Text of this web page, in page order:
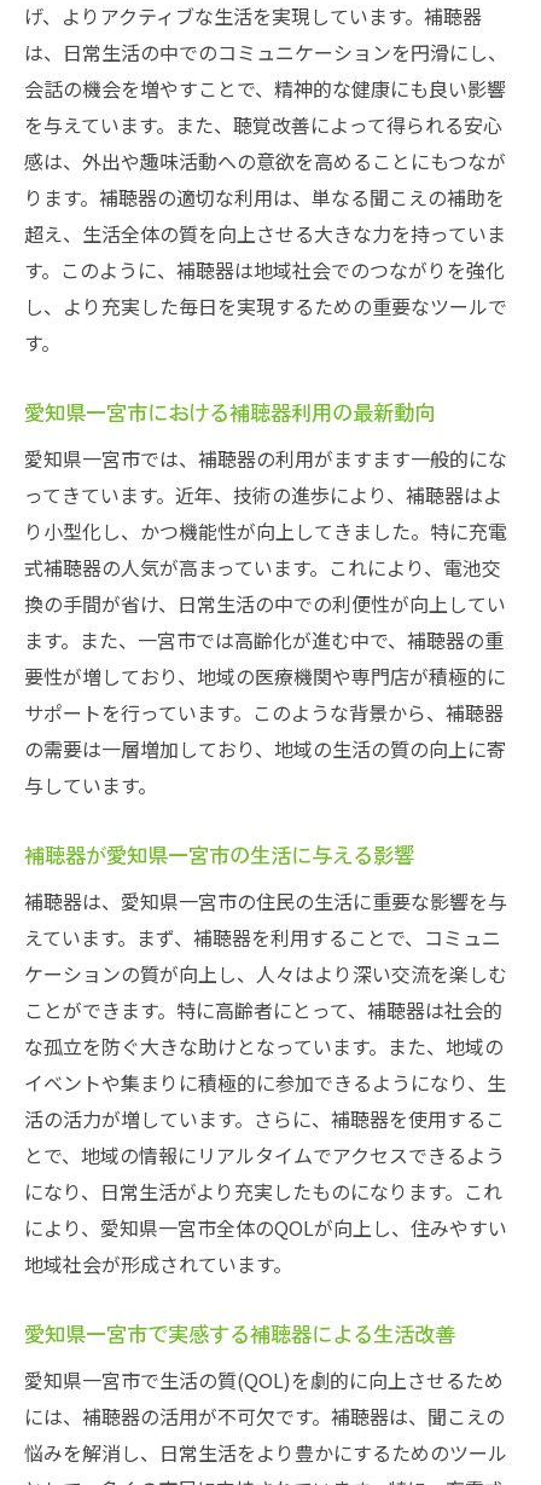
愛知県一宮市で受けられる補聴器の総合サ
ポート
地域と連携した補聴器活用の可能性
愛知県一宮市での補聴器活用を支える仕組
み
生活の質を劇的に向上させる補聴器の利便性と
補聴器がもたらす生活変革の未来
補聴器の進化が開くQOL向上の扉
愛知県一宮市で感じる補聴器の利便性
補聴器の技術革新とその影響
愛知県一宮市で体験する補聴器の未来
愛知県一宮市の補聴器専門店で体験する聞こえ
の改善と日常の変化
補聴器専門店で得られる聞こえの変化
愛知県一宮市の専門店での補聴器体験談
聞こえ改善の鍵を握る愛知県一宮市の専門
店
化
愛知県一宮市での補聴器使用による日常の
変化
専門店での体験がもたらす愛知県一宮市の
聴覚向上
充電式補聴器がもたらす愛知県一宮市における
新たな快適生活
充電式補聴器の利便性を愛知県一宮市で体
感
愛知県一宮市での充電式補聴器の選択肢
補聴器の充電式モデルがもたらす日常の変
革
愛知県一宮市で充電式補聴器を選ぶ理由
愛知県一宮市での充電式補聴器の普及状況
補聴器を通じたコミュニケーションの改善愛知
げ、よりアクティブな生活を実現しています。補聴器
は、日常生活の中でのコミュニケーションを円滑にし、
会話の機会を増やすことで、精神的な健康にも良い影響
を与えています。また、聴覚改善によって得られる安心
感は、外出や趣味活動への意欲を高めることにもつなが
ります。補聴器の適切な利用は、単なる聞こえの補助を
超え、生活全体の質を向上させる大きな力を持っていま
す。このように、補聴器は地域社会でのつながりを強化
し、より充実した毎日を実現するための重要なツールで
す。
愛知県一宮市における補聴器利用の最新動向
愛知県一宮市では、補聴器の利用がますます一般的にな
ってきています。近年、技術の進歩により、補聴器はよ
り小型化し、かつ機能性が向上してきました。特に充電
式補聴器の人気が高まっています。これにより、電池交
換の手間が省け、日常生活の中での利便性が向上してい
ます。また、一宮市では高齢化が進む中で、補聴器の重
要性が増しており、地域の医療機関や専門店が積極的に
サポートを行っています。このような背景から、補聴器
の需要は一層増加しており、地域の生活の質の向上に寄
与しています。
補聴器が愛知県一宮市の生活に与える影響
補聴器は、愛知県一宮市の住民の生活に重要な影響を与
えています。まず、補聴器を利用することで、コミュニ
ケーションの質が向上し、人々はより深い交流を楽しむ
ことができます。特に高齢者にとって、補聴器は社会的
な孤立を防ぐ大きな助けとなっています。また、地域の
イベントや集まりに積極的に参加できるようになり、生
活の活力が増しています。さらに、補聴器を使用するこ
とで、地域の情報にリアルタイムでアクセスできるよう
になり、日常生活がより充実したものになります。これ
により、愛知県一宮市全体のQOLが向上し、住みやすい
地域社会が形成されています。
愛知県一宮市で実感する補聴器による生活改善
愛知県一宮市で生活の質(QOL)を劇的に向上させるため
には、補聴器の活用が不可欠です。補聴器は、聞こえの
悩みを解消し、日常生活をより豊かにするためのツール